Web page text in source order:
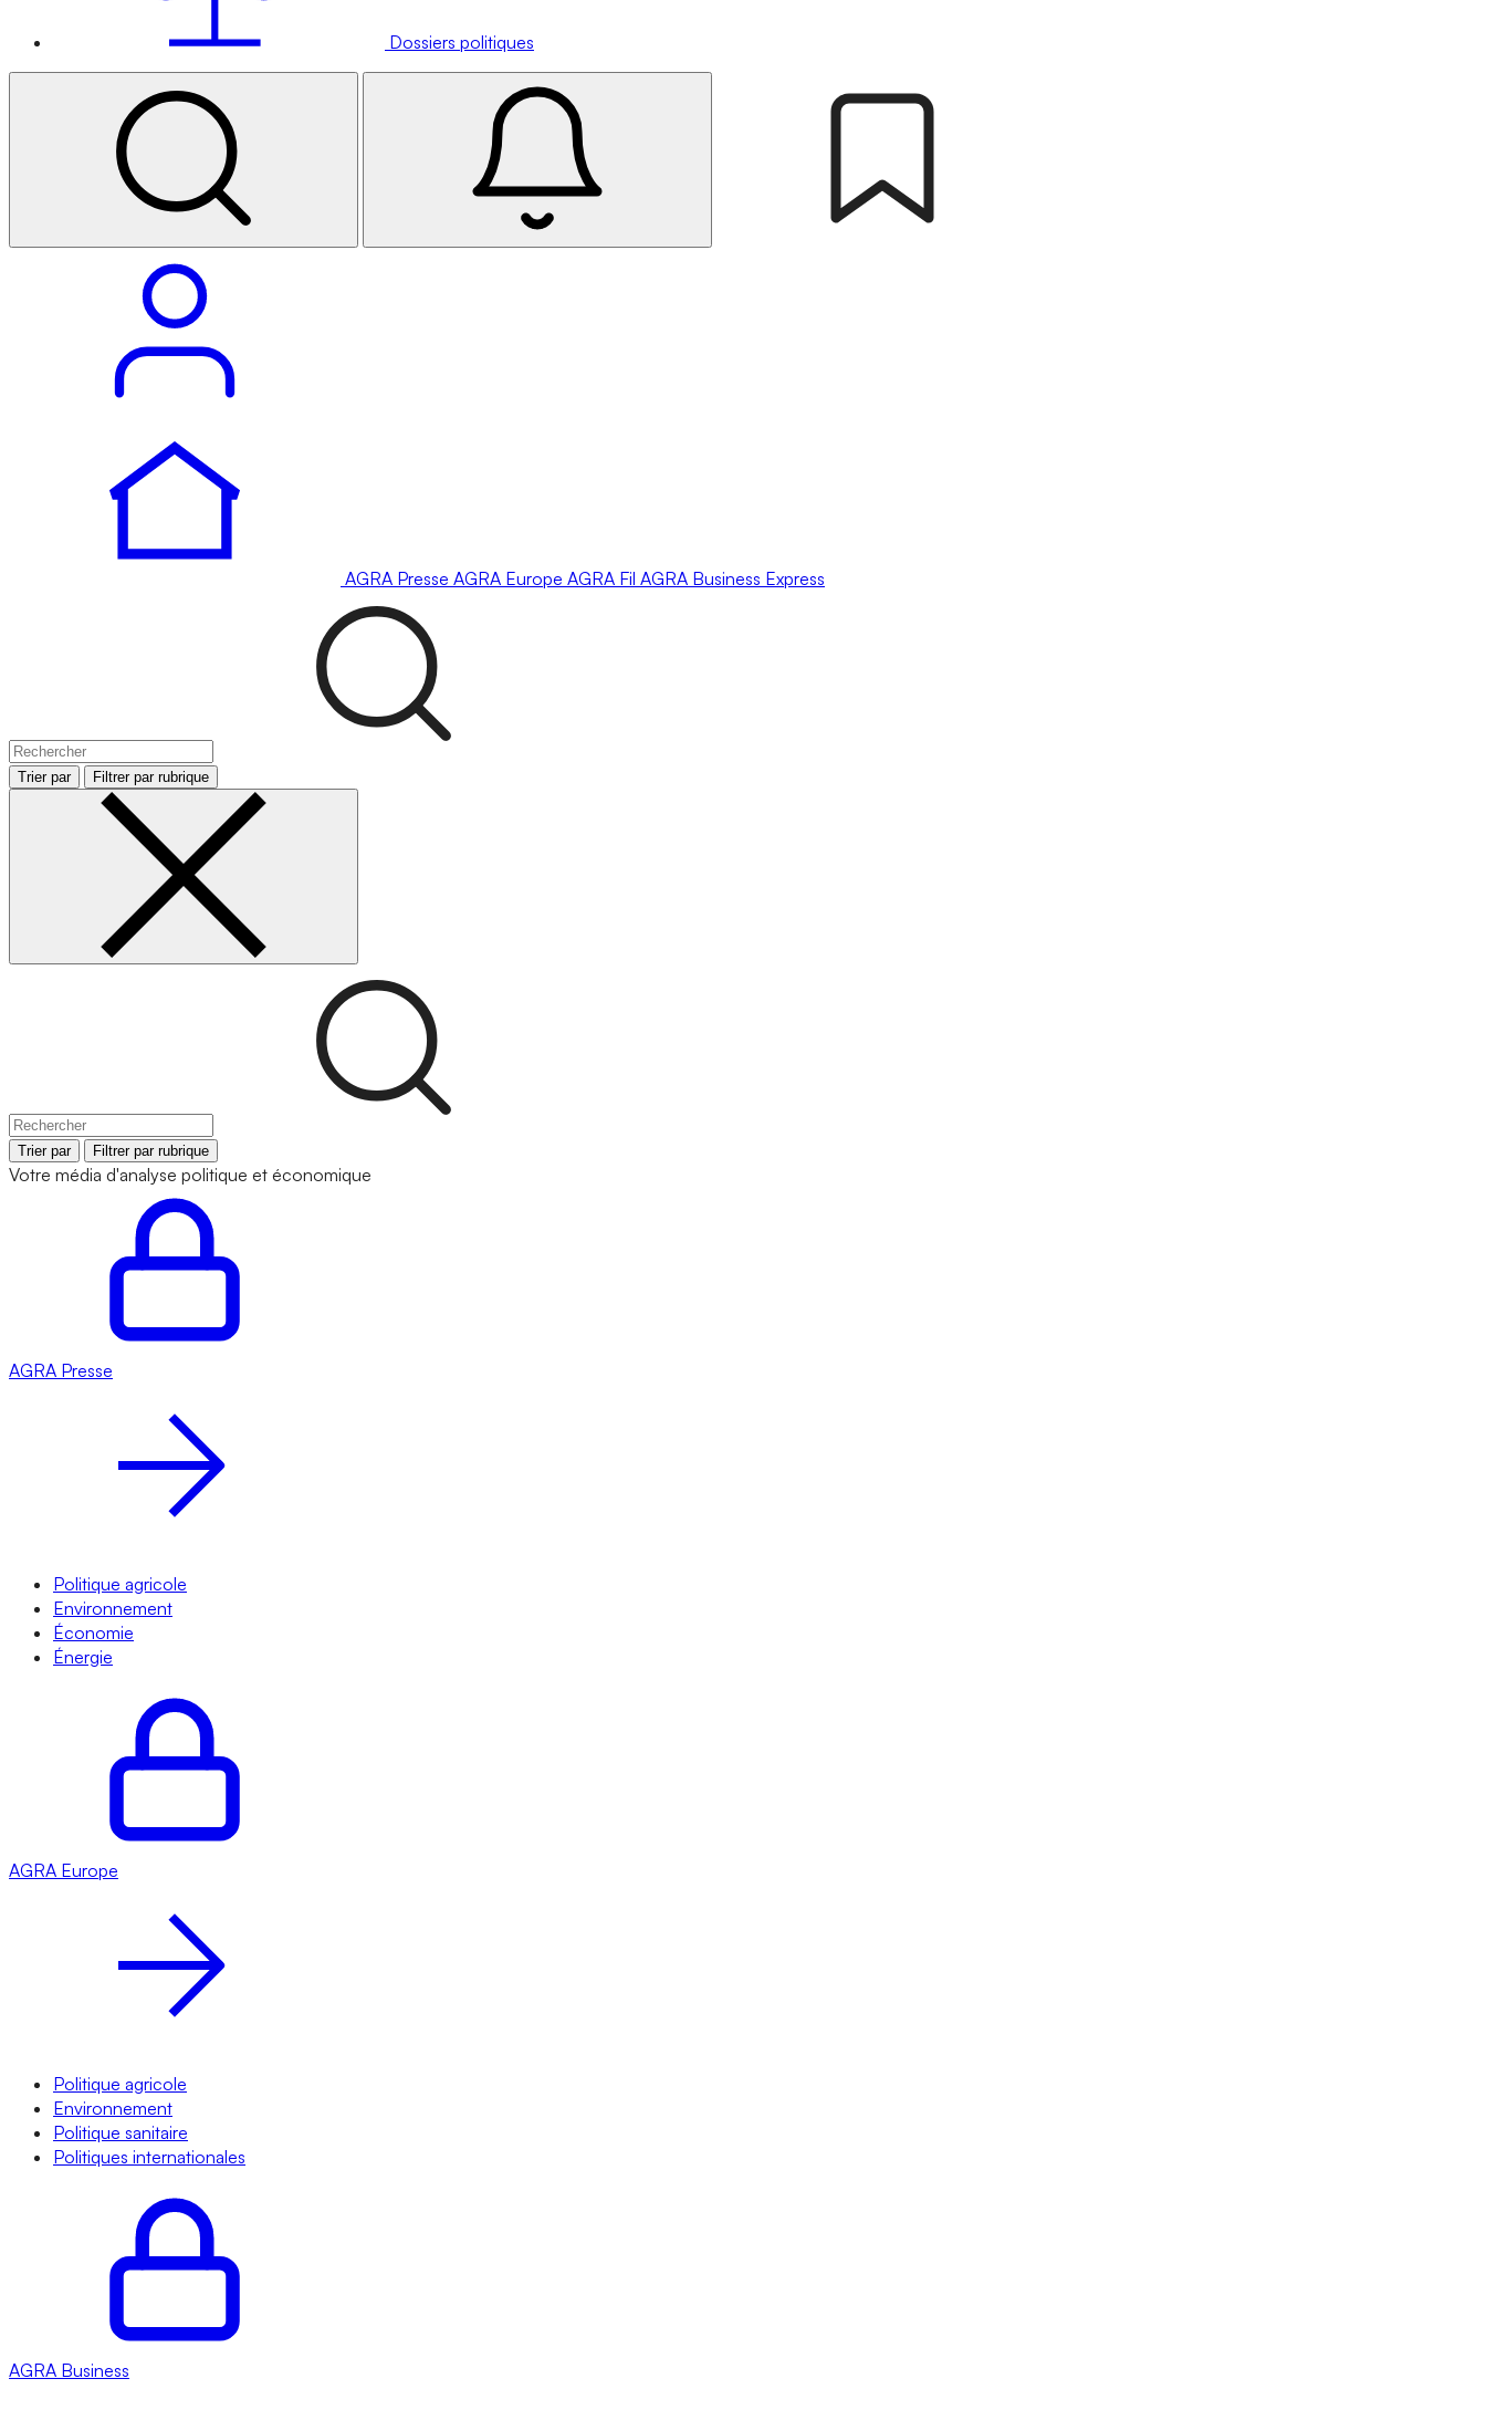
Dossiers politiques
AGRA Presse AGRA Europe AGRA Fil AGRA Business Express
Trier par Filtrer par rubrique
Trier par Filtrer par rubrique
Votre média d'analyse politique et économique
AGRA Presse
Politique agricole
Environnement
Économie
Énergie
AGRA Europe
Politique agricole
Environnement
Politique sanitaire
Politiques internationales
AGRA Business